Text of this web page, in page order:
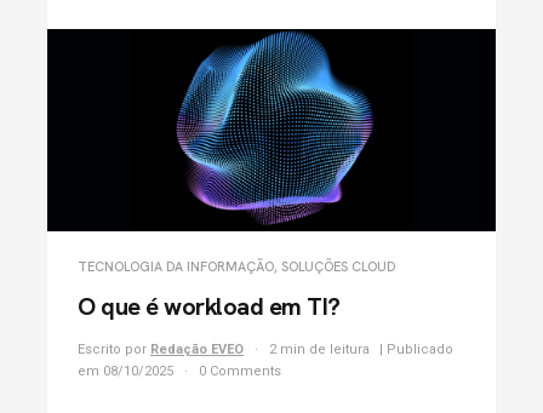
TECNOLOGIA DA INFORMAÇÃO, SOLUÇÕES CLOUD
O que é workload em TI?
Escrito por Redação EVEO 2 min de leitura
| Publicado
em 08/10/2025
0 Comments